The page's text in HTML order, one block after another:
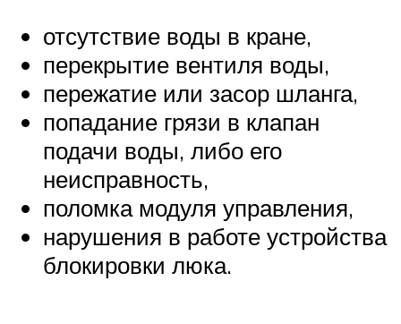
отсутствие воды в кране,
перекрытие вентиля воды,
пережатие или засор шланга,
попадание грязи в клапан
подачи воды, либо его
неисправность,
поломка модуля управления,
нарушения в работе устройства
блокировки люка.